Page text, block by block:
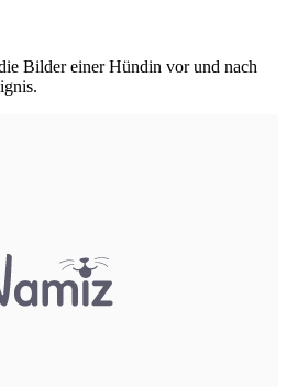
Bilder einer Hündin vor und nach